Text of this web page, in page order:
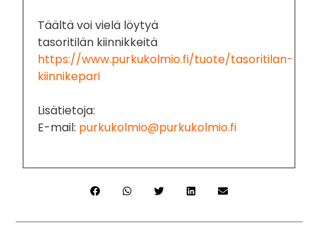
Täältä voi vielä löytyä
tasoritilän kiinnikkeitä
https://www.purkukolmio.fi/tuote/tasoritilan-
kiinnikepari
Lisätietoja:
E-mail: purkukolmio@purkukolmio.fi